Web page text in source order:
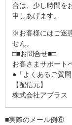
合は、少し時間を
申しあげます。
※お客様にはご迷
せん。
□■お問合せ■□
お客さまサポート
●「よくあるご質
【配信元】
株式会社アプラス
■実際のメール例⑥